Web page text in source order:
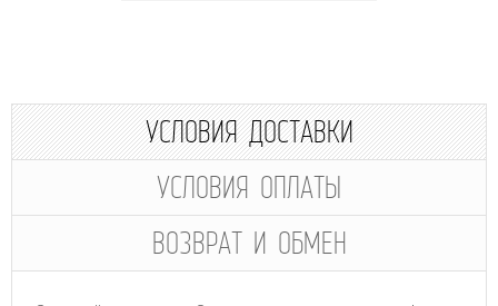
УСЛОВИЯ ДОСТАВКИ
УСЛОВИЯ ОПЛАТЫ
ВОЗВРАТ И ОБМЕН